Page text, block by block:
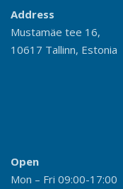
Address
Mustamäe tee 16,
10617 Tallinn, Estonia
Open
Mon – Fri 09:00-17:00